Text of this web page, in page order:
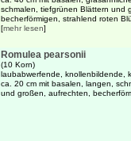
schmalen, tiefgrünen Blättern und
becherförmigen, strahlend roten
[mehr lesen]
Romulea pearsonii
(10 Korn)
laubabwerfende, knollenbildende,
ca. 20 cm mit basalen, langen,
und großen, aufrechten,